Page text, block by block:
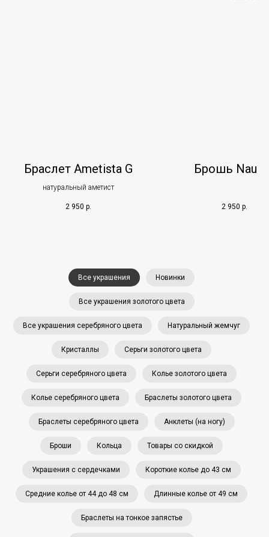
Браслет Ametista G
натуральный аметист
2 950 р.
Брошь
2 950 р.
Все украшения Новинки
Все украшения золотого цвета
Все украшения серебряного цвета Натуральный жемчуг
Кристаллы Серьги золотого цвета
Серьги серебряного цвета Колье золотого цвета
Колье серебряного цвета Браслеты золотого цвета
Браслеты серебряного цвета Анклеты (на ногу)
Броши Кольца Товары со скидкой
Украшения с сердечками Короткие колье до 43 см
Средние колье от 44 до 48 см Длинные колье от 49 см
Браслеты на тонкое запястье